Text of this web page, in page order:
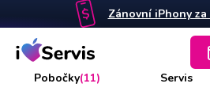
Zánovní iPhony
Pobočky(11) Servis